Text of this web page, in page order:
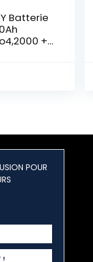
Batterie
+
De
Au
POUR